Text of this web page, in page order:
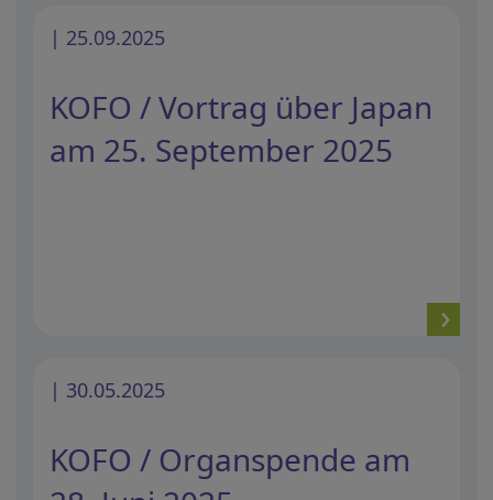
| 25.09.2025
KOFO / Vortrag über Japan
am 25. September 2025
| 30.05.2025
KOFO / Organspende am